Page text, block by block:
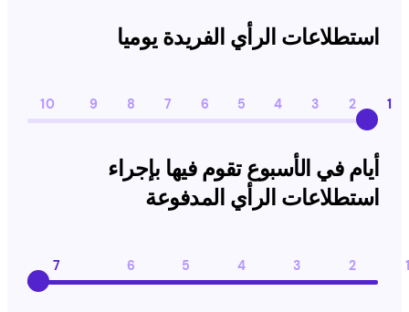
استطلاعات الرأي الفريدة يوميا
10
أيام في الأسبوع تقوم فيها بإجراء
استطلاعات الرأي المدفوعة
4
أيام في الأسبوع تقوم فيها بإجراء استطلاعات الرأي المدفوعة